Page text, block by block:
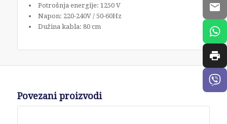
Potrošnja energije: 1250 V
Napon: 220-240V / 50-60Hz
Dužina kabla: 80 cm
Povezani proizvodi